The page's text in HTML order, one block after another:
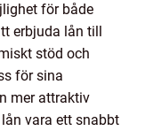
för både
erbjuda lån till
stöd och
för sina
mer attraktiv
vara ett snabbt